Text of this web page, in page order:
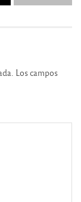
Los campos